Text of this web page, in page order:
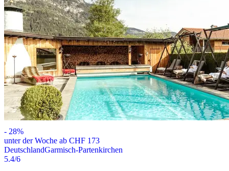
- 28%
unter der Woche ab CHF 173
DeutschlandGarmisch-Partenkirchen
5.4/6